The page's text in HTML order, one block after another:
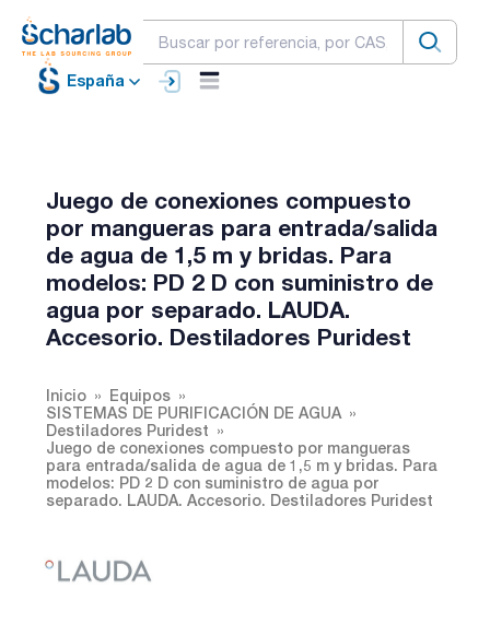
España
Juego de conexiones compuesto
por mangueras para entrada/salida
de agua de 1,5 m y bridas. Para
modelos: PD 2 D con suministro de
agua por separado. LAUDA.
Accesorio. Destiladores Puridest
Inicio
Equipos
SISTEMAS DE PURIFICACIÓN DE AGUA
Destiladores Puridest
Juego de conexiones compuesto por mangueras
para entrada/salida de agua de 1,5 m y bridas. Para
modelos: PD 2 D con suministro de agua por
separado. LAUDA. Accesorio. Destiladores Puridest